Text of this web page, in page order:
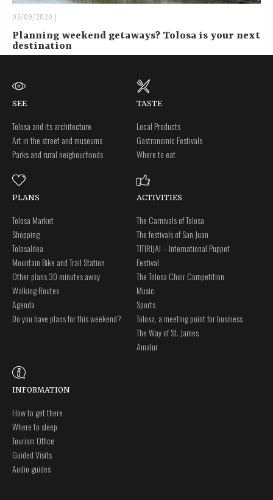
03/09/2020 |
Planning weekend getaways? Tolosa is your next
destination
SEE
Tolosa and its architecture
Art in the street and museums
Parks and rural neigbourhoods
TASTE
Local Products
Gastronomic Festivals
Where to eat
PLANS
Tolosa Market
Shopping
Tolosaldea
Mountain Bike and Trail Station
Other plans 30 minutes away
Walking Routes
Agenda
Do you have plans for this weekend?
ACTIVITIES
The Carnivals of Tolosa
The festivals of San Juan
TITIRIJAI – International Puppet
Festival
The Tolosa Choir Competition
Music
Sports
Tolosa, a meeting point for business
The Way of St. James
Amalur
INFORMATION
How to get there
Where to sleep
Tourism Office
Guided Visits
Audio guides